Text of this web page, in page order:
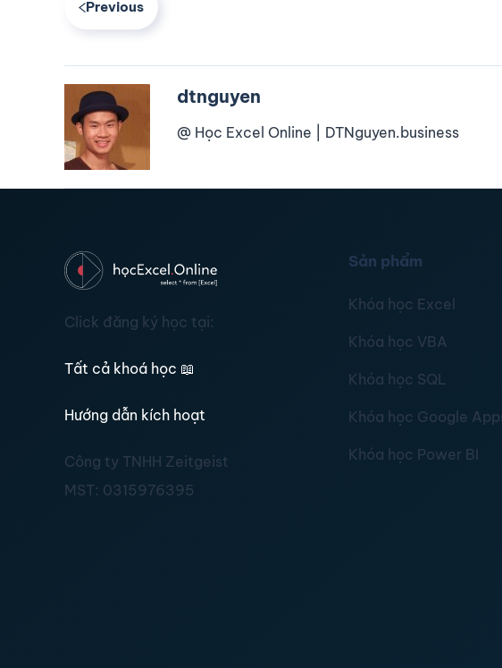
Previous
dtnguyen
@ Học Excel Online | DTNguyen.business
Click đăng ký học tại:
Tất cả khoá học 📖
Hướng dẫn kích hoạt
Công ty TNHH Zeitgeist
MST: 0315976395
Sản phẩm
Khóa học Excel
Khóa học VBA
Khóa học SQL
Khóa học Google
Khóa học Power BI